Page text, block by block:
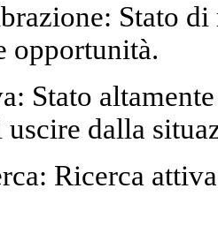
Stato di
opportunità.
Stato
uscire dalla
Ricerca